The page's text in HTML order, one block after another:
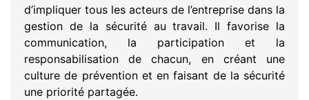
d’impliquer tous les acteurs de l’entreprise dans la
gestion de la sécurité au travail. Il favorise la
communication, la participation et la
responsabilisation de chacun, en créant une
culture de prévention et en faisant de la sécurité
une priorité partagée.